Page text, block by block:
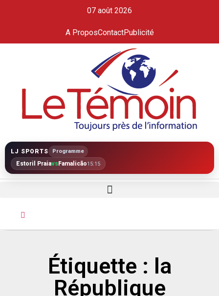
07 août 2026
A ProposContactPublicité
LJ SPORTS Programme
Estoril PraiavsFamalicão15:15
Étiquette : la
République